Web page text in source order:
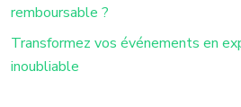
remboursable ?
Transformez vos événements en
inoubliable